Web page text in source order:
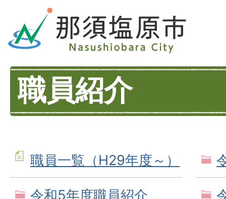
職員紹介
職員一覧（H29年度～）
令和5年度職員紹介